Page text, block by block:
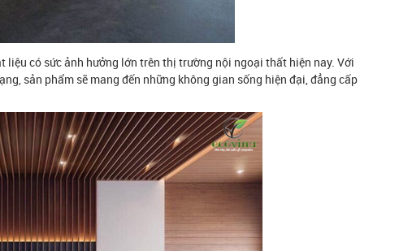
liệu có sức ảnh hưởng lớn trên thị trường nội ngoại thất hiện nay. Với
sản phẩm sẽ mang đến những không gian sống hiện đại, đẳng cấp